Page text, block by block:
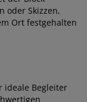
oder Skizzen,
Ort festgehalten
ideale Begleiter